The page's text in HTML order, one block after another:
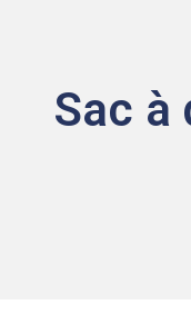
Sac à